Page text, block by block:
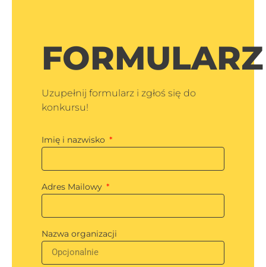
FORMULARZ
Uzupełnij formularz i zgłoś się do
konkursu!
Imię i nazwisko
Adres Mailowy
Nazwa organizacji